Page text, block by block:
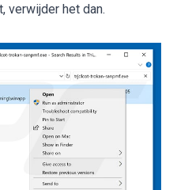
verwijder het dan.